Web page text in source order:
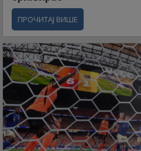
ПРОЧИТАЈ ВИШЕ